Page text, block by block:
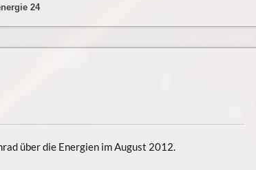
24
über die Energien im August 2012.